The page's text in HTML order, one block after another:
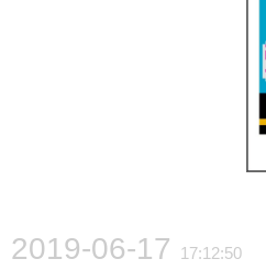
2019-06-17 17:12:50